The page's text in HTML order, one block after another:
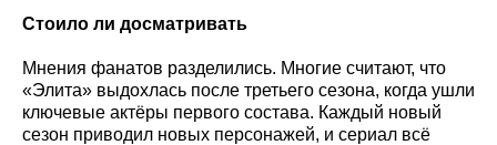
Стоило ли досматривать
Мнения фанатов разделились. Многие считают, что
«Элита» выдохлась после третьего сезона, когда ушли
ключевые актёры первого состава. Каждый новый
сезон приводил новых персонажей, и сериал всё